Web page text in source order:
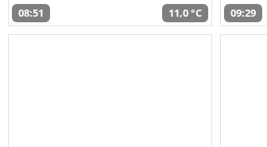
08:51 11,0 °C 09:29